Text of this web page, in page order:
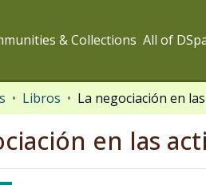
& Collections All of
Libros
en las